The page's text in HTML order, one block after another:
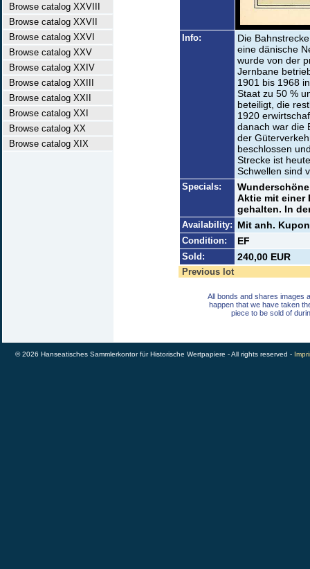
Browse catalog XXVIII
Browse catalog XXVII
Browse catalog XXVI
Browse catalog XXV
Browse catalog XXIV
Browse catalog XXIII
Browse catalog XXII
Browse catalog XXI
Browse catalog XX
Browse catalog XIX
Info:
Die
eine dänische
wurde von der
Jernbane
1901 bis 1968
Staat zu 50 %
beteiligt, die
1920
danach war die
der
beschlossen
Strecke ist
Schwellen sind
Specials:
Aktie mit einer
gehalten. In
Availability: Mit anh.
Condition: EF
Sold: 240,00 EUR
Previous lot
All bonds and shares images
happen that we have taken
piece to be sold of
© 2026 Hanseatisches Sammlerkontor für Historische Wertpapiere - All rights reserved -